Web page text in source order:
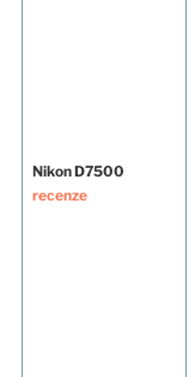
Nikon D7500
recenze